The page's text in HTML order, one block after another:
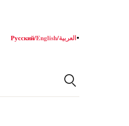
Русский/English/العربية●